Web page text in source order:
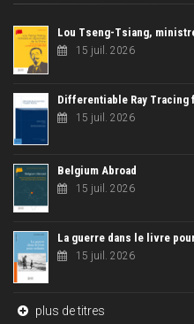
Lou Tseng-Tsiang,
15 juil. 2026
Differentiable Ray Tracing
15 juil. 2026
Belgium Abroad
15 juil. 2026
La guerre dans le livre
15 juil. 2026
plus de titres